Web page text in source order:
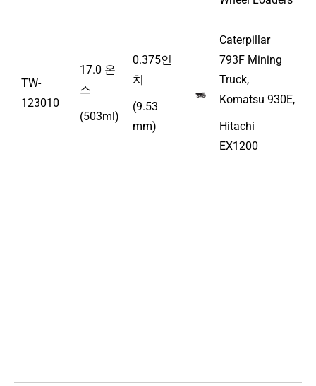
TW-
123010
17.0 온
스
(503ml)
0.375인
치
(9.53
mm)
Caterpillar
793F Mining
Truck,
Komatsu 930E,
Hitachi
EX1200